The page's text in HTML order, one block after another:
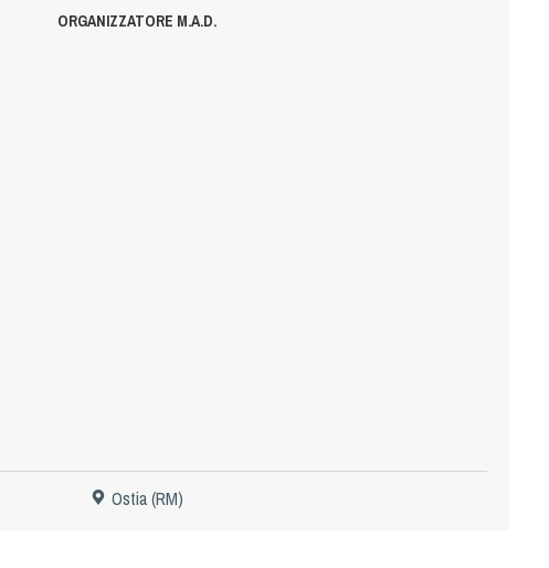
ORGANIZZATORE M.A.D.
Ostia (RM)